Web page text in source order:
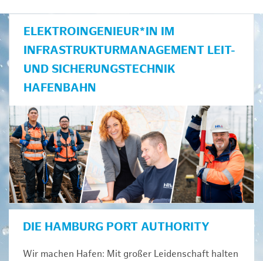
ELEKTROINGENIEUR*IN IM
INFRASTRUKTURMANAGEMENT LEIT-
UND SICHERUNGSTECHNIK
HAFENBAHN
DIE HAMBURG PORT AUTHORITY
Wir machen Hafen: Mit großer Leidenschaft halten